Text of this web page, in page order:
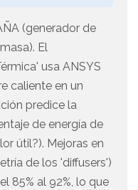
(generador de
El
usa ANSYS
caliente en un
predice la
de energía de
útil?). Mejoras en
de los 'diffusers')
85% al 92%, lo que